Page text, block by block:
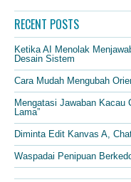
RECENT POSTS
Ketika AI Menolak
Desain Sistem
Cara Mudah Mengubah
Mengatasi Jawaban Kacau
Lama”
Diminta Edit Kanvas A,
Waspadai Penipuan